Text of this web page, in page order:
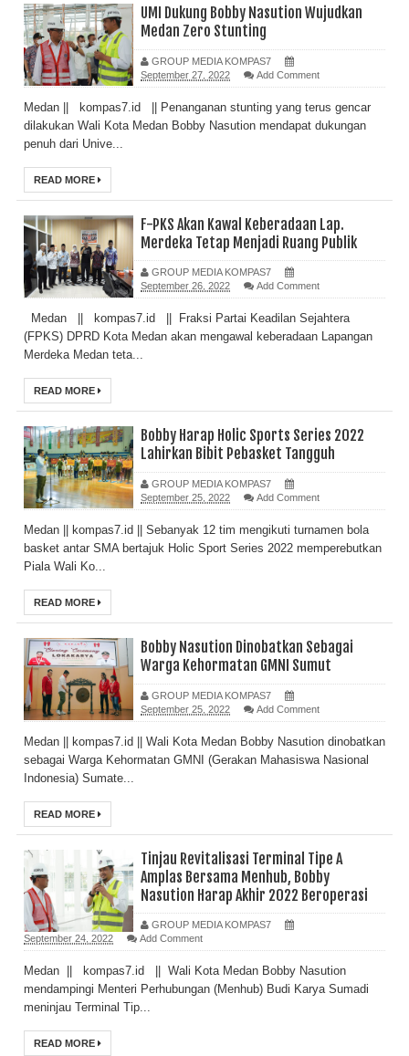
UMI Dukung Bobby Nasution Wujudkan
Medan Zero Stunting
GROUP MEDIA KOMPAS7
September 27, 2022
Add Comment
Medan || kompas7.id || Penanganan stunting yang terus gencar
dilakukan Wali Kota Medan Bobby Nasution mendapat dukungan
penuh dari Unive...
READ MORE
F-PKS Akan Kawal Keberadaan Lap.
Merdeka Tetap Menjadi Ruang Publik
GROUP MEDIA KOMPAS7
September 26, 2022
Add Comment
Medan || kompas7.id || Fraksi Partai Keadilan Sejahtera
(FPKS) DPRD Kota Medan akan mengawal keberadaan Lapangan
Merdeka Medan teta...
READ MORE
Bobby Harap Holic Sports Series 2022
Lahirkan Bibit Pebasket Tangguh
GROUP MEDIA KOMPAS7
September 25, 2022
Add Comment
Medan || kompas7.id || Sebanyak 12 tim mengikuti turnamen bola
basket antar SMA bertajuk Holic Sport Series 2022 memperebutkan
Piala Wali Ko...
READ MORE
Bobby Nasution Dinobatkan Sebagai
Warga Kehormatan GMNI Sumut
GROUP MEDIA KOMPAS7
September 25, 2022
Add Comment
Medan || kompas7.id || Wali Kota Medan Bobby Nasution dinobatkan
sebagai Warga Kehormatan GMNI (Gerakan Mahasiswa Nasional
Indonesia) Sumate...
READ MORE
Tinjau Revitalisasi Terminal Tipe A
Amplas Bersama Menhub, Bobby
Nasution Harap Akhir 2022 Beroperasi
GROUP MEDIA KOMPAS7
September 24, 2022
Add Comment
Medan || kompas7.id || Wali Kota Medan Bobby Nasution
mendampingi Menteri Perhubungan (Menhub) Budi Karya Sumadi
meninjau Terminal Tip...
READ MORE